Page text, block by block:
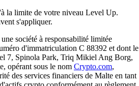
la limite de votre niveau Level Up.
s'appliquer.
société à responsabilité limitée
d'immatriculation C 88392 et dont le
7, Spinola Park, Triq Mikiel Ang Borg,
opérant sous le nom Crypto.com,
des services financiers de Malte en tant